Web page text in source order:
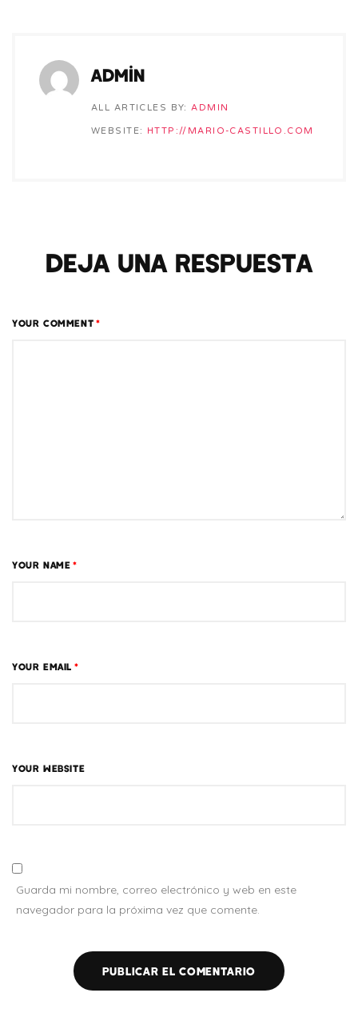
admin
ALL ARTICLES BY: ADMIN
WEBSITE: HTTP://MARIO-CASTILLO.COM
Deja una respuesta
YOUR COMMENT *
YOUR NAME *
YOUR EMAIL *
YOUR WEBSITE
Guarda mi nombre, correo electrónico y web en este
navegador para la próxima vez que comente.